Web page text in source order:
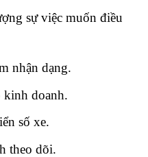
sự việc muốn điều
nhận dạng.
kinh doanh.
số xe.
theo dõi.